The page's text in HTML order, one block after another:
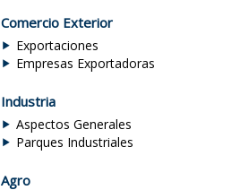
Comercio Exterior
Exportaciones
Empresas Exportadoras
Industria
Aspectos Generales
Parques Industriales
Agro